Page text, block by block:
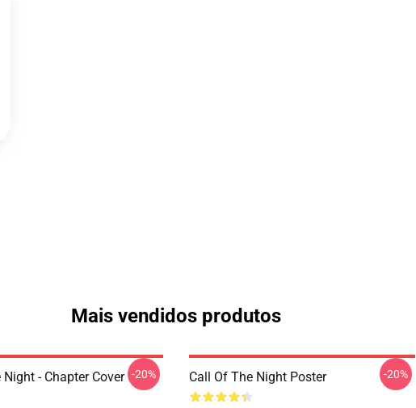
Mais vendidos produtos
- Chapter Cover -20% Call Of The Night Poster -20%